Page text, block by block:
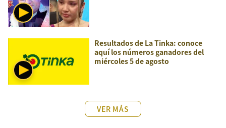
Resultados de La Tinka: conoce
aquí los números ganadores del
miércoles 5 de agosto
VER MÁS